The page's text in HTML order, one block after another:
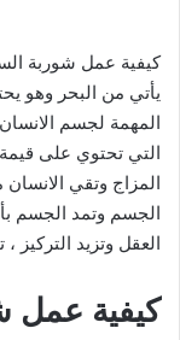
كيفية عمل شوربة
يأتي من البحر وهو
المهمة لجسم
التي تحتوي على
المزاج وتقي الانسان
العقل وتزيد
كيفية عمل